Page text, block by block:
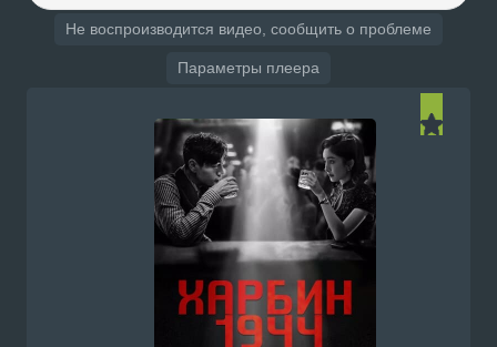
Не воспроизводится видео, сообщить о проблеме
Параметры плеера